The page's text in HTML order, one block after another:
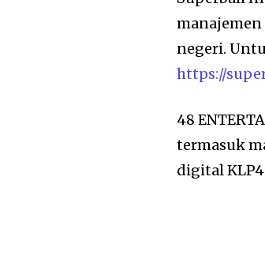
negeri.
https://
48
termasuk
digital